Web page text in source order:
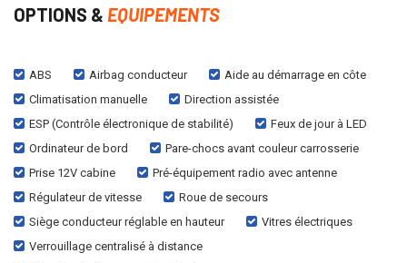
OPTIONS & EQUIPEMENTS
ABS Airbag conducteur
Aide au démarrage en côte
Climatisation manuelle
Direction assistée
ESP (Contrôle électronique de stabilité)
Feux de jour à LED
Ordinateur de bord
Pare-chocs avant couleur carrosserie
Prise 12V cabine
Pré-équipement radio avec antenne
Régulateur de vitesse
Roue de secours
Siège conducteur réglable en hauteur
Vitres électriques
Verrouillage centralisé à distance